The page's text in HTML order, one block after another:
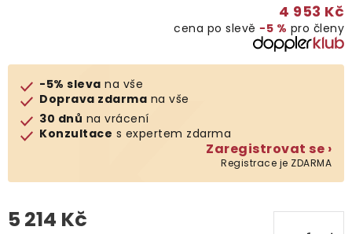
Klub výhod
4 953 Kč
cena po slevě −5 % pro členy
-5% sleva na vše
Doprava zdarma na vše
30 dnů na vrácení
Konzultace s expertem zdarma
Zaregistrovat se ›
Registrace je ZDARMA
5 214 Kč